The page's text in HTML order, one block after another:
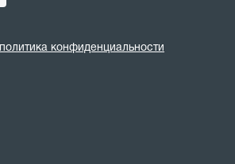
политика конфиденциальности